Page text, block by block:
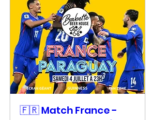
🇫🇷 Match France -